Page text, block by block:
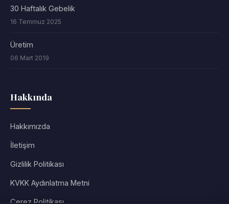
30 Haftalık Gebelik
16 Temmuz 2025
Üretim
06 Mart 2019
Hakkında
Hakkımızda
İletişim
Gizlilik Politikası
KVKK Aydınlatma Metni
Çerez Politikası